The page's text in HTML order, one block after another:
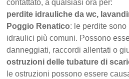
contattato, a qualsiasi ora per:
perdite idrauliche da wc,
Poggio Renatico: le perdite
idraulici più comuni. Possono
danneggiati, raccordi allentati o
ostruzioni delle tubature di
le ostruzioni possono essere